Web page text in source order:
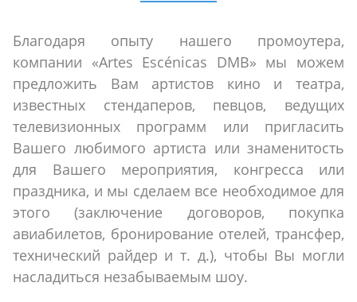
Благодаря опыту нашего промоутера,
компании «Artes Escénicas DMB» мы можем
предложить Вам артистов кино и театра,
известных стендаперов, певцов, ведущих
телевизионных программ или пригласить
Вашего любимого артиста или знаменитость
для Вашего мероприятия, конгресса или
праздника, и мы сделаем все необходимое для
этого (заключение договоров, покупка
авиабилетов, бронирование отелей, трансфер,
технический райдер и т. д.), чтобы Вы могли
насладиться незабываемым шоу.